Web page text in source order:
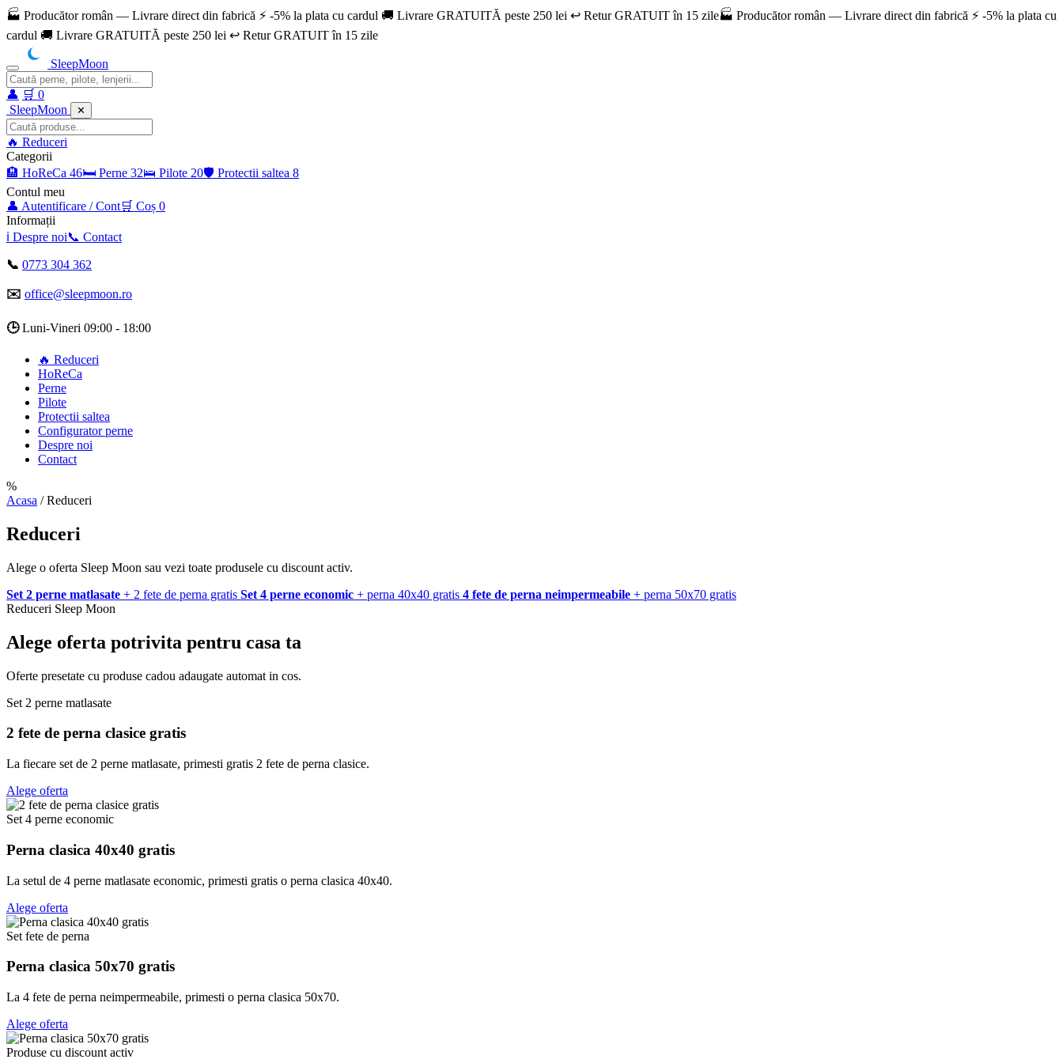
🏭 Producător român — Livrare direct din fabrică ⚡ -5% la plata cu cardul 🚚 Livrare GRATUITĂ peste 250 lei ↩️ Retur GRATUIT în 15 zile🏭 Producător român — Livrare direct din fabrică ⚡ -5% la plata cu
cardul 🚚 Livrare GRATUITĂ peste 250 lei ↩️ Retur GRATUIT în 15 zile
SleepMoon
👤 🛒 0
SleepMoon
✕
🔥 Reduceri
Categorii
🏨 HoReCa 46🛏️ Perne 32🛌 Pilote 20🛡️ Protectii saltea 8
Contul meu
👤 Autentificare / Cont🛒 Coș 0
Informații
ℹ️ Despre noi📞 Contact
📞 0773 304 362
✉️ office@sleepmoon.ro
🕒Luni-Vineri 09:00 - 18:00
🔥 Reduceri
HoReCa
Perne
Pilote
Protectii saltea
Configurator perne
Despre noi
Contact
%
Acasa / Reduceri
Reduceri
Alege o oferta Sleep Moon sau vezi toate produsele cu discount activ.
Set 2 perne matlasate + 2 fete de perna gratis Set 4 perne economic + perna 40x40 gratis 4 fete de perna neimpermeabile + perna 50x70 gratis
Reduceri Sleep Moon
Alege oferta potrivita pentru casa ta
Oferte presetate cu produse cadou adaugate automat in cos.
Set 2 perne matlasate
2 fete de perna clasice gratis
La fiecare set de 2 perne matlasate, primesti gratis 2 fete de perna clasice.
Alege oferta
Set 4 perne economic
Perna clasica 40x40 gratis
La setul de 4 perne matlasate economic, primesti gratis o perna clasica 40x40.
Alege oferta
Set fete de perna
Perna clasica 50x70 gratis
La 4 fete de perna neimpermeabile, primesti o perna clasica 50x70.
Alege oferta
Produse cu discount activ